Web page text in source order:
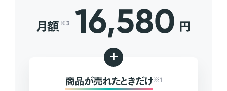
月額 ※3 16,580 円
+
商品が売れたときだけ ※1